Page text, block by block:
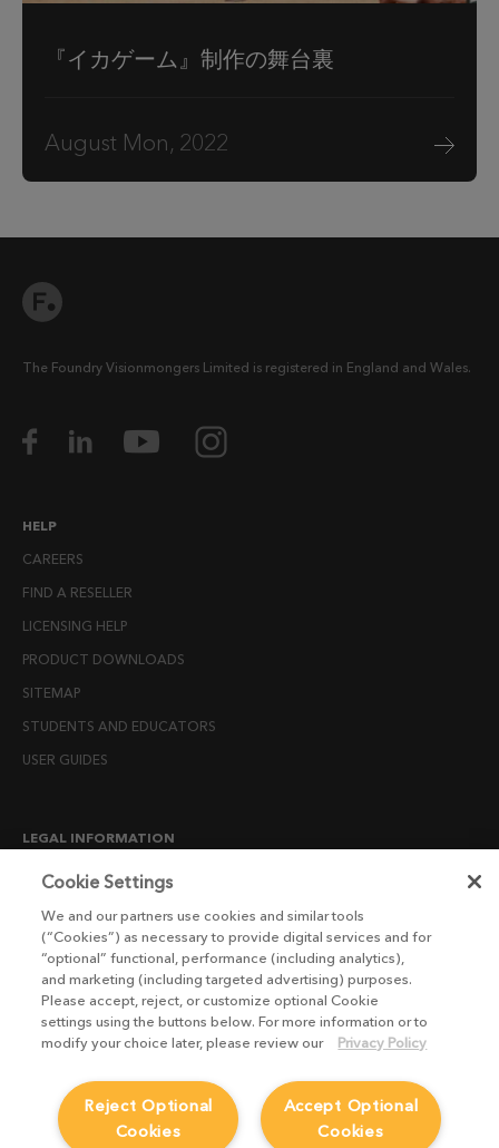
『イカゲーム』制作の舞台裏
August Mon, 2022
The Foundry Visionmongers Limited is registered in England and Wales.
HELP
CAREERS
FIND A RESELLER
LICENSING HELP
PRODUCT DOWNLOADS
SITEMAP
STUDENTS AND EDUCATORS
USER GUIDES
LEGAL INFORMATION
CANDIDATE PRIVACY NOTICE
END USER LICENSE AGREEMENTS
ENVIRONMENT POLICY
ESG MISSION STATEMENT
LICENSE COMPLIANCE
MODERN SLAVERY ACT STATEMENT
PRIVACY NOTICE
Cookie Settings
We and our partners use cookies and similar tools
(“Cookies”) as necessary to provide digital services and for
“optional” functional, performance (including analytics),
and marketing (including targeted advertising) purposes.
Please accept, reject, or customize optional Cookie
settings using the buttons below. For more information or to
modify your choice later, please review our
Privacy Policy
Accept Optional
Cookies
Reject Optional
Cookies